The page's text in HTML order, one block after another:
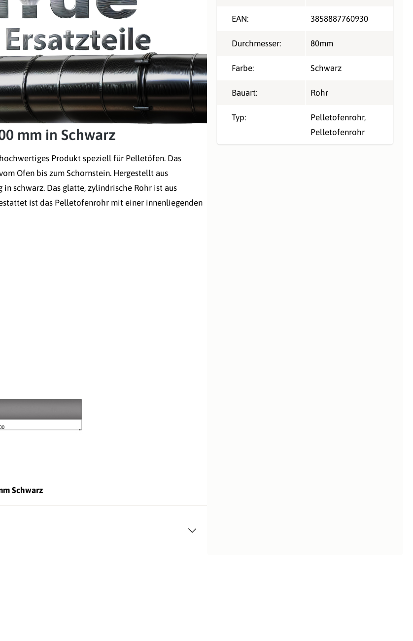
mm in Schwarz
Produkt speziell für Pelletöfen. Das
Ofen bis zum Schornstein. Hergestellt aus
schwarz. Das glatte, zylindrische Rohr ist aus
ist das Pelletofenrohr mit einer innenliegenden
Schwarz
EAN: 3858887760930
Durchmesser: 80mm
Farbe: Schwarz
Bauart: Rohr
Typ: Pelletofenrohr,
Pelletofenrohr